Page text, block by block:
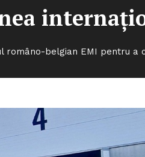
româno-belgian EMI pentru a